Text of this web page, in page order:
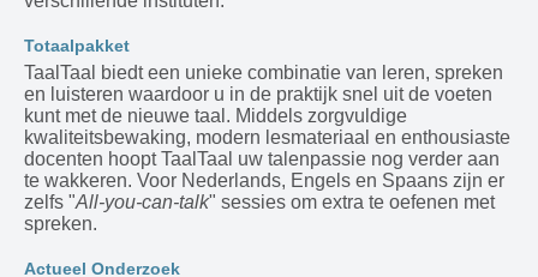
Totaalpakket
TaalTaal biedt een unieke combinatie van leren, spreken
en luisteren waardoor u in de praktijk snel uit de voeten
kunt met de nieuwe taal. Middels zorgvuldige
kwaliteitsbewaking, modern lesmateriaal en enthousiaste
docenten hoopt TaalTaal uw talenpassie nog verder aan
te wakkeren. Voor Nederlands, Engels en Spaans zijn er
zelfs "All-you-can-talk" sessies om extra te oefenen met
spreken.
Actueel Onderzoek